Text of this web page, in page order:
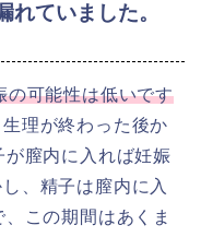
ていました。
の可能性は低いです
理が終わった後か
膣内に入れば妊娠
、精子は膣内に入
この期間はあくま